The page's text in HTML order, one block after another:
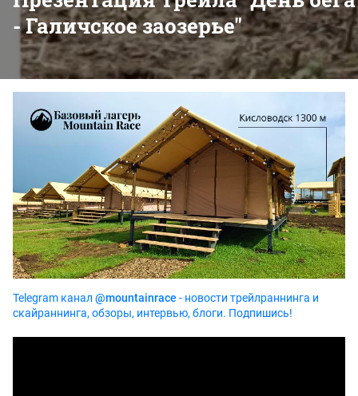
- Галичское заозерье"
Telegram канал @mountainrace - новости трейлраннинга и
скайраннинга, обзоры, интервью, блоги. Подпишись!